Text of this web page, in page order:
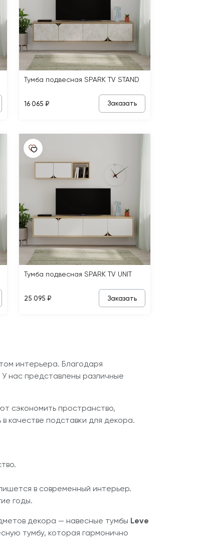
Тумба подвесная SPARK TV STAND
16 065 ₽ Заказать
Тумба подвесная SPARK TV UNIT
25 095 ₽ Заказать
интерьера. Благодаря
нас представлены различные
сэкономить пространство,
качестве подставки для декора.
в современный интерьер.
годы.
декора — навесные тумбы Leve
тумбу, которая гармонично